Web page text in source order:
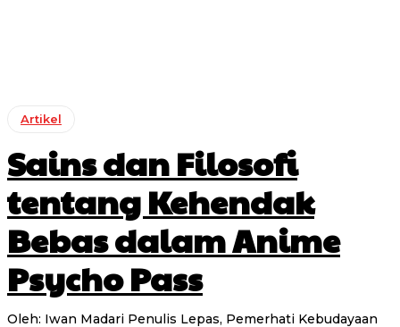
Artikel
Sains dan Filosofi
tentang Kehendak
Bebas dalam Anime
Psycho Pass
Oleh: Iwan Madari Penulis Lepas, Pemerhati Kebudayaan